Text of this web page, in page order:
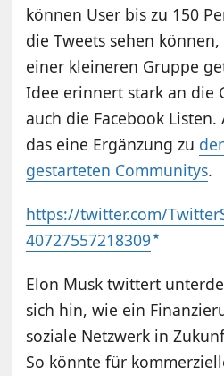
können User bis zu 150
die Tweets sehen
einer kleineren Gruppe
Idee erinnert stark an die
auch die Facebook
das eine Ergänzung zu
gestarteten Communitys.
https://twitter.com/
40727557218309
Elon Musk twittert
sich hin, wie ein
soziale Netzwerk in
So könnte für